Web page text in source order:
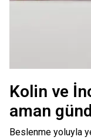
Kolin ve
aman
Beslenme yoluyla